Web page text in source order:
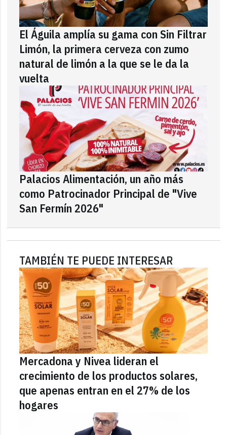
El Águila amplía su gama con Sin Filtrar
Limón, la primera cerveza con zumo
natural de limón a la que se le da la
vuelta
Palacios Alimentación, un año más
como Patrocinador Principal de "Vive
San Fermín 2026"
TAMBIÉN TE PUEDE INTERESAR
Mercadona y Nivea lideran el
crecimiento de los productos solares,
que apenas entran en el 27% de los
hogares